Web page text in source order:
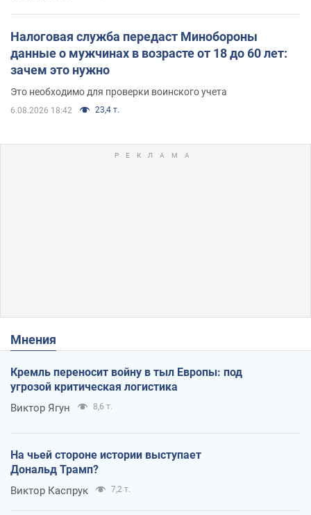
Налоговая служба передаст Минобороны
данные о мужчинах в возрасте от 18 до 60 лет:
зачем это нужно
Это необходимо для проверки воинского учета
6.08.2026 18:42 23,4 т.
Мнения
Кремль переносит войну в тыл Европы: под
угрозой критическая логистика
Виктор Ягун 8,6 т.
На чьей стороне истории выступает
Дональд Трамп?
Виктор Каспрук 7,2 т.